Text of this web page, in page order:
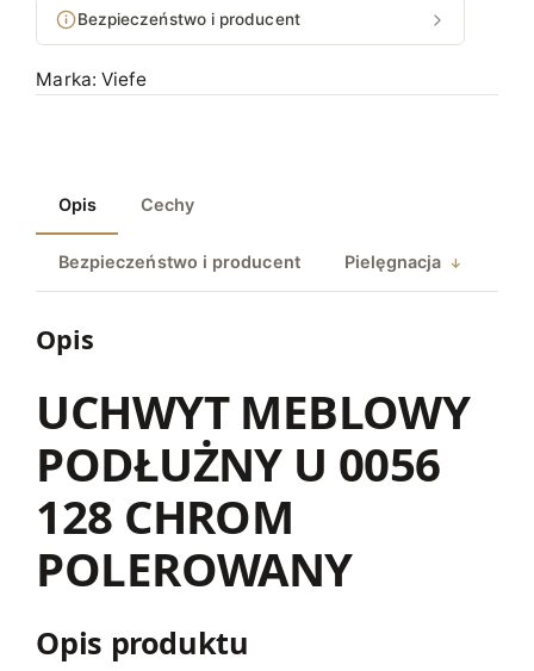
W
B
O
W
O
D
Ł
U
N
U
0
Bezpieczeństwo i producent
Marka: Viefe
Opis Cechy
Bezpieczeństwo i producent Pielęgnacja
Opis
UCHWYT MEBLOWY
PODŁUŻNY U 0056
128 CHROM
POLEROWANY
Opis produktu